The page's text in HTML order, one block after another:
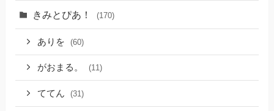
きみとぴあ！ (170)
ありを (60)
がおまる。 (11)
ててん (31)